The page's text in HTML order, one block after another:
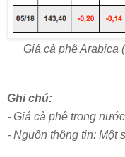
Giá cà phê Arabica
Ghi chú:
- Giá cà phê trong
- Nguồn thông tin: Một